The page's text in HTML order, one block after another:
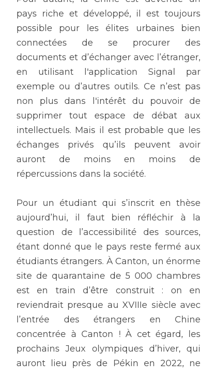
pays riche et développé, il est toujours
possible pour les élites urbaines bien
connectées de se procurer des
documents et d’échanger avec l’étranger,
en utilisant l'application Signal par
exemple ou d’autres outils. Ce n’est pas
non plus dans l'intérêt du pouvoir de
supprimer tout espace de débat aux
intellectuels. Mais il est probable que les
échanges privés qu’ils peuvent avoir
auront de moins en moins de
répercussions dans la société.
Pour un étudiant qui s’inscrit en thèse
aujourd’hui, il faut bien réfléchir à la
question de l’accessibilité des sources,
étant donné que le pays reste fermé aux
étudiants étrangers. À Canton, un énorme
site de quarantaine de 5 000 chambres
est en train d’être construit : on en
reviendrait presque au XVIIIe siècle avec
l’entrée des étrangers en Chine
concentrée à Canton ! À cet égard, les
prochains Jeux olympiques d’hiver, qui
auront lieu près de Pékin en 2022, ne